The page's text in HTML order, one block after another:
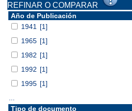
REFINAR O COMPARAR
Año de Publicación
1941
[1]
1965 [1]
1982 [1]
1992 [1]
1995 [1]
Tipo de documento